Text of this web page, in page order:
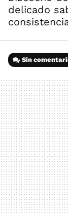
delicado
Sin